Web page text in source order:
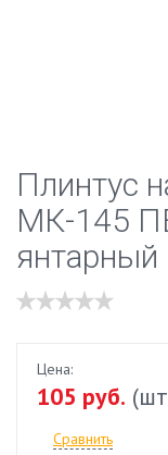
Плинтус
МК-145
янтарный
Цена:
105 руб.
Сравнить